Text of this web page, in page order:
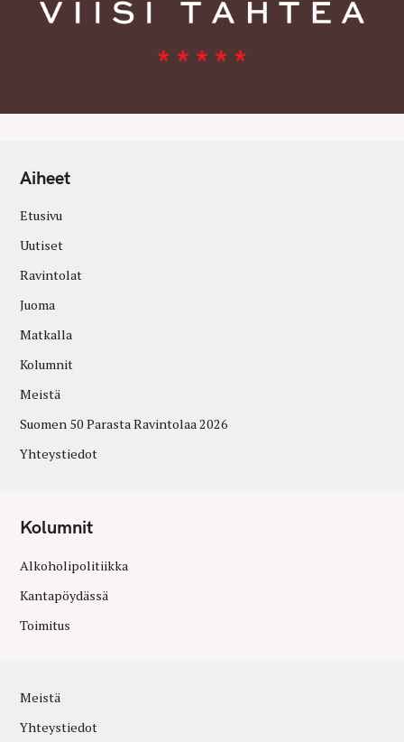
Aiheet
Etusivu
Uutiset
Ravintolat
Juoma
Matkalla
Kolumnit
Meistä
Suomen 50 Parasta Ravintolaa 2026
Yhteystiedot
Kolumnit
Alkoholipolitiikka
Kantapöydässä
Toimitus
Meistä
Yhteystiedot